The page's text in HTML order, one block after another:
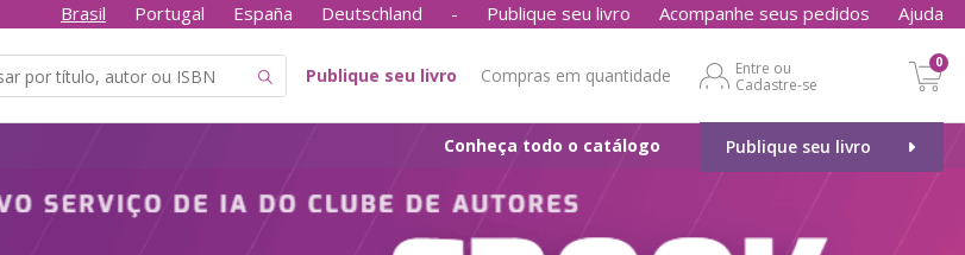
Brasil Portugal España Deutschland - Publique seu livro Acompanhe seus pedidos Ajuda
Publique seu livro Compras em quantidade
Entre ou
Cadastre-se
0
Publique seu livro
Conheça todo o catálogo